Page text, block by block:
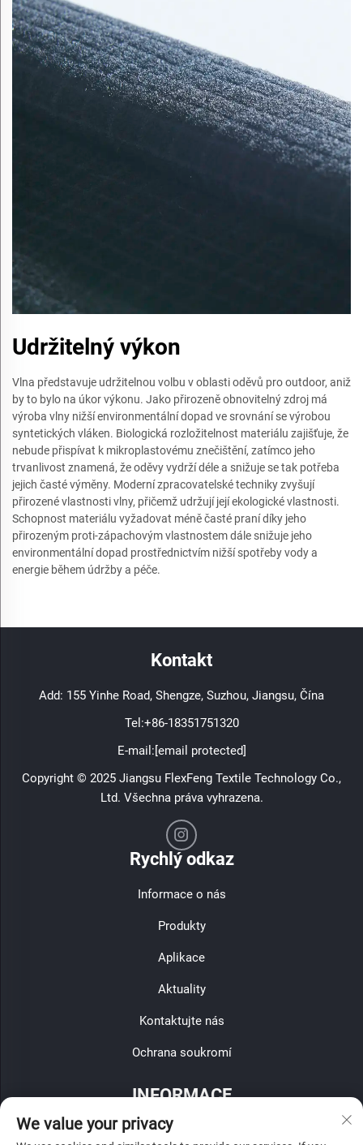
Udržitelný výkon
Vlna představuje udržitelnou volbu v oblasti oděvů pro outdoor, aniž
by to bylo na úkor výkonu. Jako přirozeně obnovitelný zdroj má
výroba vlny nižší environmentální dopad ve srovnání se výrobou
syntetických vláken. Biologická rozložitelnost materiálu zajišťuje, že
nebude přispívat k mikroplastovému znečištění, zatímco jeho
trvanlivost znamená, že oděvy vydrží déle a snižuje se tak potřeba
jejich časté výměny. Moderní zpracovatelské techniky zvyšují
přirozené vlastnosti vlny, přičemž udržují její ekologické vlastnosti.
Schopnost materiálu vyžadovat méně časté praní díky jeho
přirozeným proti-zápachovým vlastnostem dále snižuje jeho
environmentální dopad prostřednictvím nižší spotřeby vody a
energie během údržby a péče.
Kontakt
Add: 155 Yinhe Road, Shengze, Suzhou, Jiangsu, Čína
Tel:+86-18351751320
E-mail:[email protected]
Copyright © 2025 Jiangsu FlexFeng Textile Technology Co.,
Ltd. Všechna práva vyhrazena.
Rychlý odkaz
Informace o nás
Produkty
Aplikace
Aktuality
Kontaktujte nás
Ochrana soukromí
INFORMACE
Zaregistrujte se, abyste obdrželi naši týdenní novinu
We value your privacy